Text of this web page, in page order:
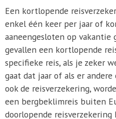
Een kortlopende
enkel één keer per jaar of
aaneengesloten op vakantie
gevallen een kortlopende
specifieke reis, als je zeker
gaat dat jaar of als er andere
ook de reisverzekering,
een bergbeklimreis buiten
doorlopende